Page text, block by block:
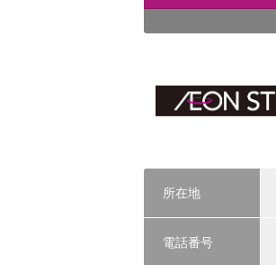
所在地
電話番号